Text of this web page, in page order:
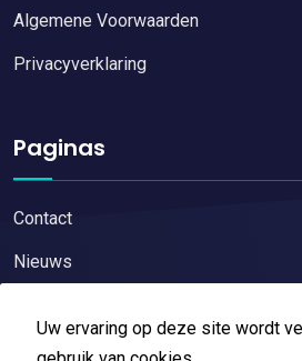
Uw ervaring op deze site wordt
Algemene Voorwaarden
Privacyverklaring
Paginas
Contact
Nieuws